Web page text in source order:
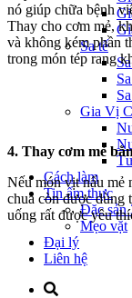
Sa tế
Gia Vị
Cách làm
Tin ẩm thực
Đặc sản
Mẹo vặt
Đại lý
Liên hệ
nó giúp chữa bệnh
Thay cho cơm mẻ,
và không kém phần
trong món tép rang
Thay
4. Thay cơm mẻ
Nếu món vịt nấu mẻ
chua còn được dùng
uống rất được yêu
Thay